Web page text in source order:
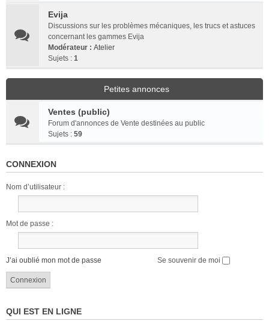
Evija
Discussions sur les problèmes mécaniques, les trucs et astuces
concernant les gammes Evija
Modérateur : Atelier
Sujets : 1
Petites annonces
Ventes (public)
Forum d'annonces de Vente destinées au public
Sujets : 59
CONNEXION
Nom d’utilisateur :
Mot de passe :
J’ai oublié mon mot de passe Se souvenir de moi
QUI EST EN LIGNE